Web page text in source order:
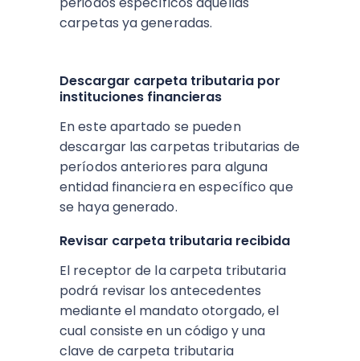
carpetas ya generadas.
Descargar carpeta tributaria por
instituciones financieras
En este apartado se pueden
descargar las carpetas tributarias de
períodos anteriores para alguna
entidad financiera en específico que
se haya generado.
Revisar carpeta tributaria recibida
El receptor de la carpeta tributaria
podrá revisar los antecedentes
mediante el mandato otorgado, el
cual consiste en un código y una
clave de carpeta tributaria